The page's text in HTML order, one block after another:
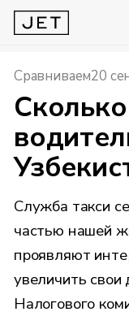
Сравниваем20
Служба такси
частью нашей
проявляют
увеличить
Налогового